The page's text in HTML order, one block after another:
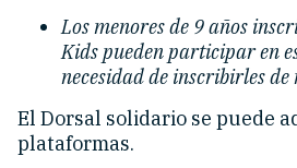
Los menores de 9 años
Kids pueden participar en
necesidad de inscribirles de
El Dorsal solidario se puede
plataformas.